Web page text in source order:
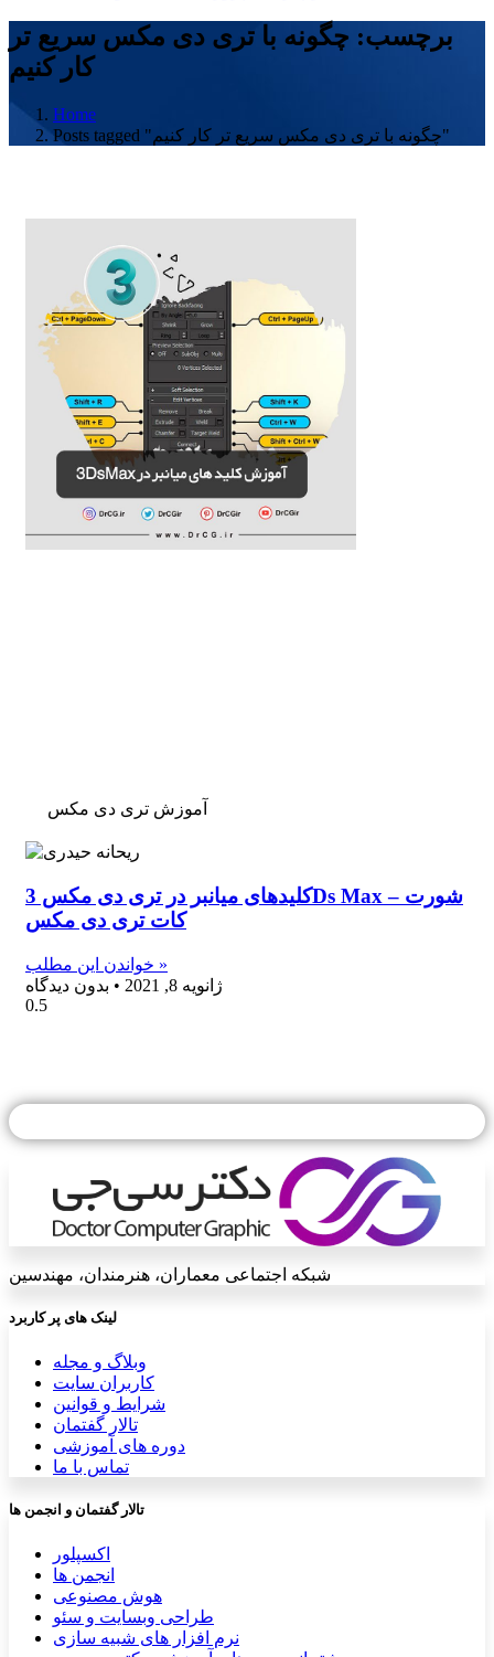
برچسب: چگونه با تری دی مکس سریع تر
کار کنیم
Home
Posts tagged "چگونه با تری دی مکس سریع تر کار کنیم"
آموزش تری دی مکس
کلیدهای میانبر در تری دی مکس 3Ds Max – شورت
کات تری دی مکس
خواندن این مطلب »
ژانویه 8, 2021
بدون دیدگاه
شبکه اجتماعی معماران، هنرمندان، مهندسین
لینک های پر کاربرد
وبلاگ و مجله
کاربران سایت
شرایط و قوانین
تالار گفتمان
دوره های آموزشی
تماس با ما
تالار گفتمان و انجمن ها
اکسپلور
انجمن ها
هوش مصنوعی
طراحی وبسایت و سئو
نرم افزار های شبیه سازی